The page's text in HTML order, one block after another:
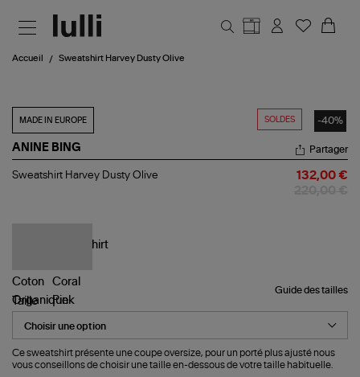
Accueil Sweatshirt Harvey Dusty Olive
SOLDES -40%
MADE IN EUROPE
ANINE BING
Sweatshirt
Partager
Sweatshirt Harvey Dusty Olive 132,00 €
Guide des tailles
Taille
Ce sweatshirt présente une coupe oversize, pour un porté plus ajusté nous
vous conseillons de choisir une taille en-dessous de votre taille habituelle.